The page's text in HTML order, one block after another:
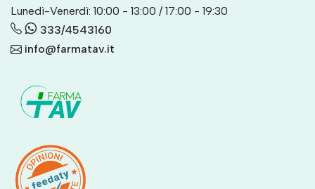
Lunedì-Venerdì: 10:00 - 13:00 / 17:00 - 19:30
333/4543160
info@farmatav.it